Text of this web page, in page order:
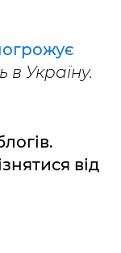
Україну.
від